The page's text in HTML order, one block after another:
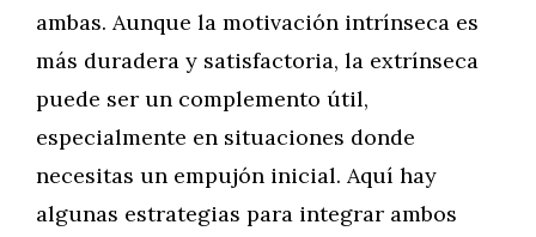
ambas. Aunque la motivación intrínseca es
más duradera y satisfactoria, la extrínseca
puede ser un complemento útil,
especialmente en situaciones donde
necesitas un empujón inicial. Aquí hay
algunas estrategias para integrar ambos